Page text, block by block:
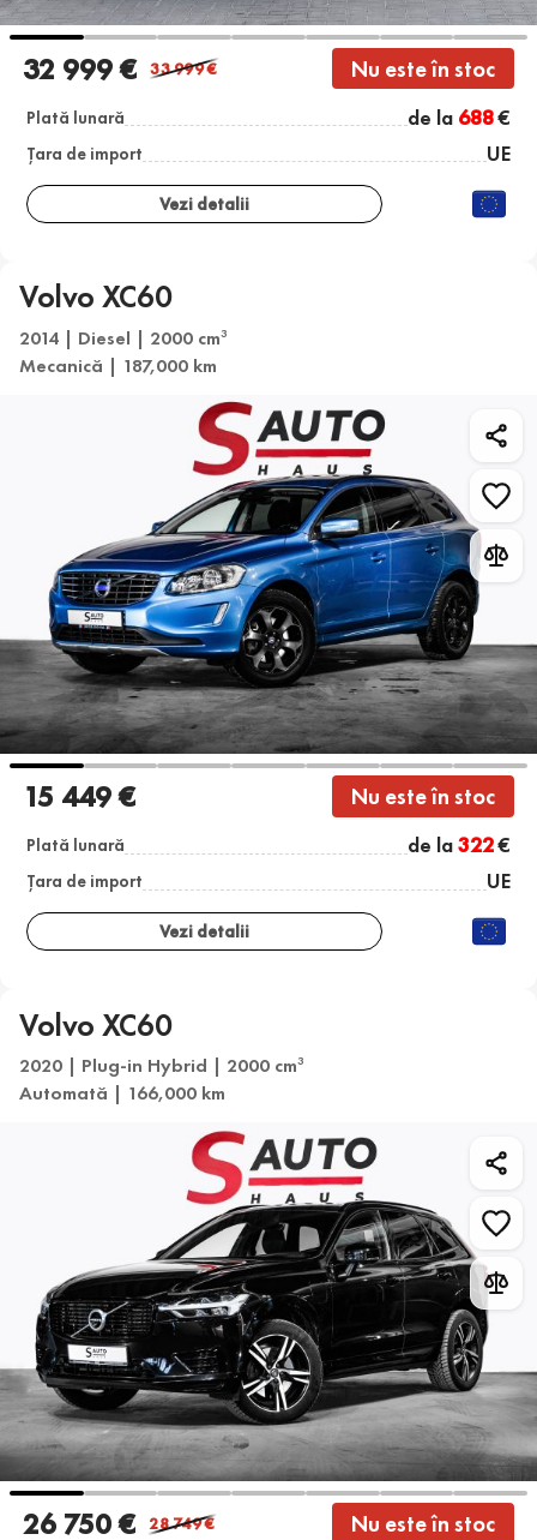
32 999 € 33 999€ Nu este în stoc
Plată lunară de la 688€
Țara de import UE
Vezi detalii
Volvo XC60
2014 | Diesel | 2000 cm3
Mecanică | 187,000 km
15 449 € Nu este în stoc
Plată lunară de la322€
Țara de import UE
Vezi detalii
Volvo XC60
2020 | Plug-in Hybrid | 2000 cm3
Automată | 166,000 km
26 750 € 28 749€ Nu este în stoc